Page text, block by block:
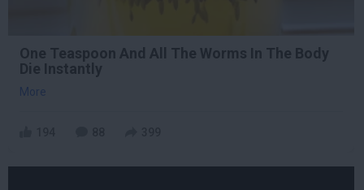
One Teaspoon And All The Worms In The Body
Die Instantly
More